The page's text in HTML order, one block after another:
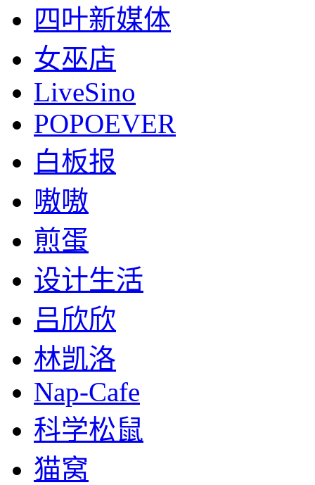
四叶新媒体
女巫店
LiveSino
POPOEVER
白板报
嗷嗷
煎蛋
设计生活
吕欣欣
林凯洛
Nap-Cafe
科学松鼠
猫窝